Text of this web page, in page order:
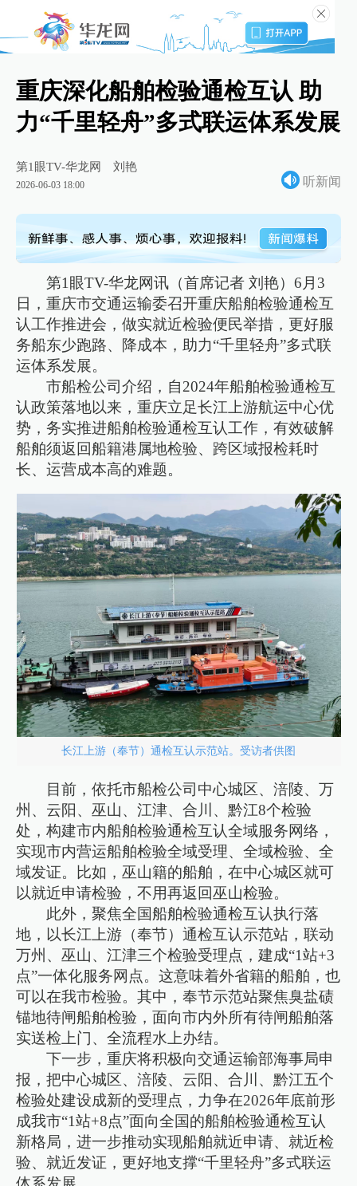
重庆深化船舶检验通检互认 助
力“千里轻舟”多式联运体系发展
第1眼TV-华龙网 刘艳
2026-06-03 18:00 听新闻
第1眼TV-华龙网讯（首席记者 刘艳）6月3
日，重庆市交通运输委召开重庆船舶检验通检互
认工作推进会，做实就近检验便民举措，更好服
务船东少跑路、降成本，助力“千里轻舟”多式联
运体系发展。
市船检公司介绍，自2024年船舶检验通检互
认政策落地以来，重庆立足长江上游航运中心优
势，务实推进船舶检验通检互认工作，有效破解
船舶须返回船籍港属地检验、跨区域报检耗时
长、运营成本高的难题。
长江上游（奉节）通检互认示范站。受访者供图
目前，依托市船检公司中心城区、涪陵、万
州、云阳、巫山、江津、合川、黔江8个检验
处，构建市内船舶检验通检互认全域服务网络，
实现市内营运船舶检验全域受理、全域检验、全
域发证。比如，巫山籍的船舶，在中心城区就可
以就近申请检验，不用再返回巫山检验。
此外，聚焦全国船舶检验通检互认执行落
地，以长江上游（奉节）通检互认示范站，联动
万州、巫山、江津三个检验受理点，建成“1站+3
点”一体化服务网点。这意味着外省籍的船舶，也
可以在我市检验。其中，奉节示范站聚焦臭盐碛
锚地待闸船舶检验，面向市内外所有待闸船舶落
实送检上门、全流程水上办结。
下一步，重庆将积极向交通运输部海事局申
报，把中心城区、涪陵、云阳、合川、黔江五个
检验处建设成新的受理点，力争在2026年底前形
成我市“1站+8点”面向全国的船舶检验通检互认
新格局，进一步推动实现船舶就近申请、就近检
验、就近发证，更好地支撑“千里轻舟”多式联运